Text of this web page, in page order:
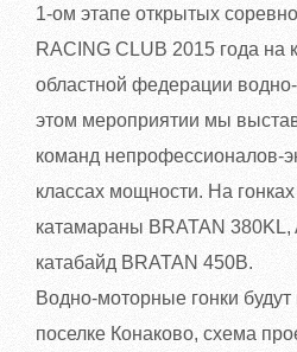
1-ом этапе открытых
RACING CLUB 2015 года на
областной федерации
этом мероприятии мы
команд непрофессионалов-
классах мощности. На
катамараны BRATAN 380KL,
катабайд BRATAN 450B.
Водно-моторные гонки будут
поселке Конаково, схема